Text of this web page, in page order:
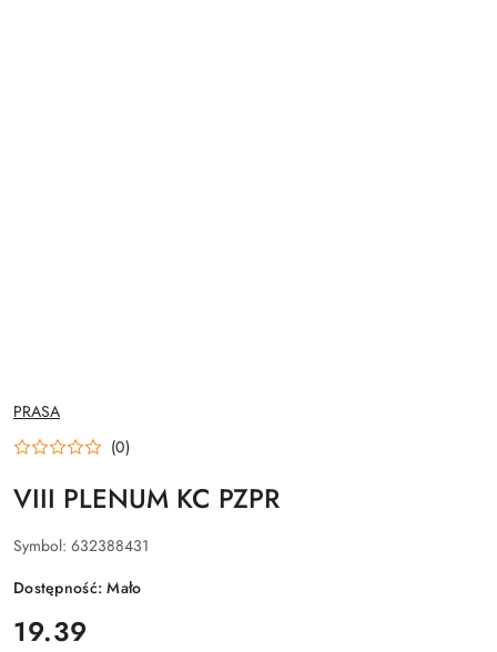
NAZWA
PRODUCENTA:
PRASA
(0)
VIII PLENUM KC PZPR
Symbol: 632388431
Dostępność:Mało
cena:
19.39